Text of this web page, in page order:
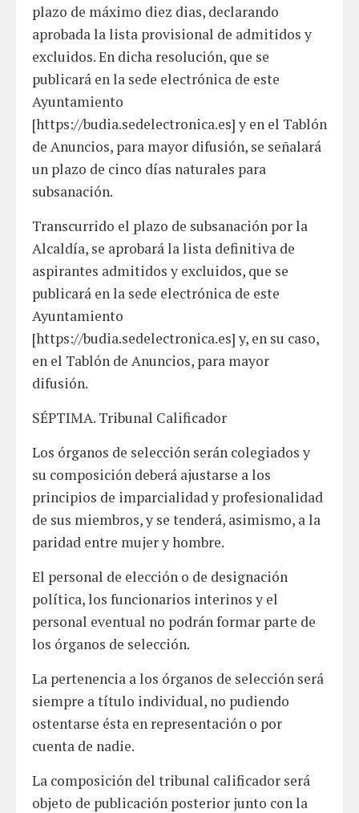
plazo de máximo diez dias, declarando
aprobada la lista provisional de admitidos y
excluidos. En dicha resolución, que se
publicará en la sede electrónica de este
Ayuntamiento
[https://budia.sedelectronica.es] y en el Tablón
de Anuncios, para mayor difusión, se señalará
un plazo de cinco días naturales para
subsanación.
Transcurrido el plazo de subsanación por la
Alcaldía, se aprobará la lista definitiva de
aspirantes admitidos y excluidos, que se
publicará en la sede electrónica de este
Ayuntamiento
[https://budia.sedelectronica.es] y, en su caso,
en el Tablón de Anuncios, para mayor
difusión.
SÉPTIMA. Tribunal Calificador
Los órganos de selección serán colegiados y
su composición deberá ajustarse a los
principios de imparcialidad y profesionalidad
de sus miembros, y se tenderá, asimismo, a la
paridad entre mujer y hombre.
El personal de elección o de designación
política, los funcionarios interinos y el
personal eventual no podrán formar parte de
los órganos de selección.
La pertenencia a los órganos de selección será
siempre a título individual, no pudiendo
ostentarse ésta en representación o por
cuenta de nadie.
La composición del tribunal calificador será
objeto de publicación posterior junto con la